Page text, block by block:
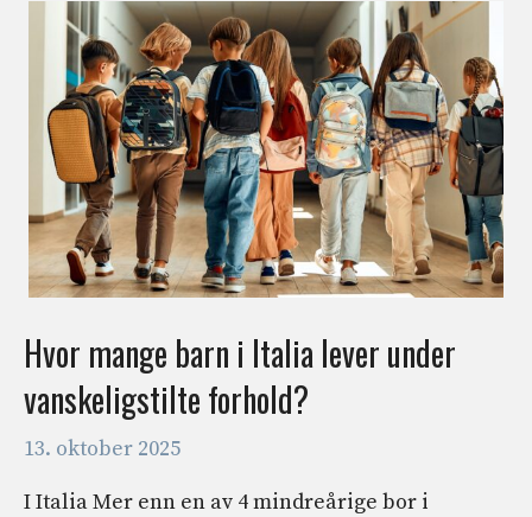
Hvor mange barn i Italia lever under
vanskeligstilte forhold?
13. oktober 2025
I Italia Mer enn en av 4 mindreårige bor i